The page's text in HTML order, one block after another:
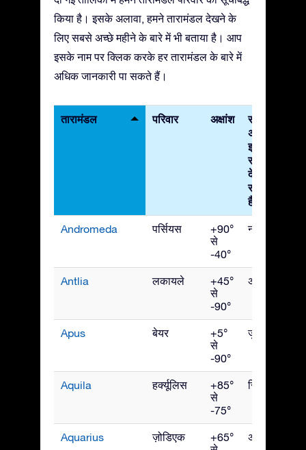
किया है। इसके अलावा, हमने तारामंडल देखने के
लिए सबसे अच्छे महीने के बारे में भी बताया है। आप
इसके नाम पर क्लिक करके हर तारामंडल के बारे में
अधिक जानकारी पा सकते हैं।
तारामंडल परिवार अक्षांश
सबसे
अच्छा
इस
समय
देखा जा
सकता
है
Andromeda पर्सियस
+90°
से
-40°
नवंबर
Antlia लकायले
+45°
से
-90°
अप्रैल
Apus बेयर
+5°
से
-90°
जुलाई
Aquila हर्क्यूलिस
+85°
से
-75°
सितंबर
Aquarius ज़ोडिएक
+65°
अक्टूबर